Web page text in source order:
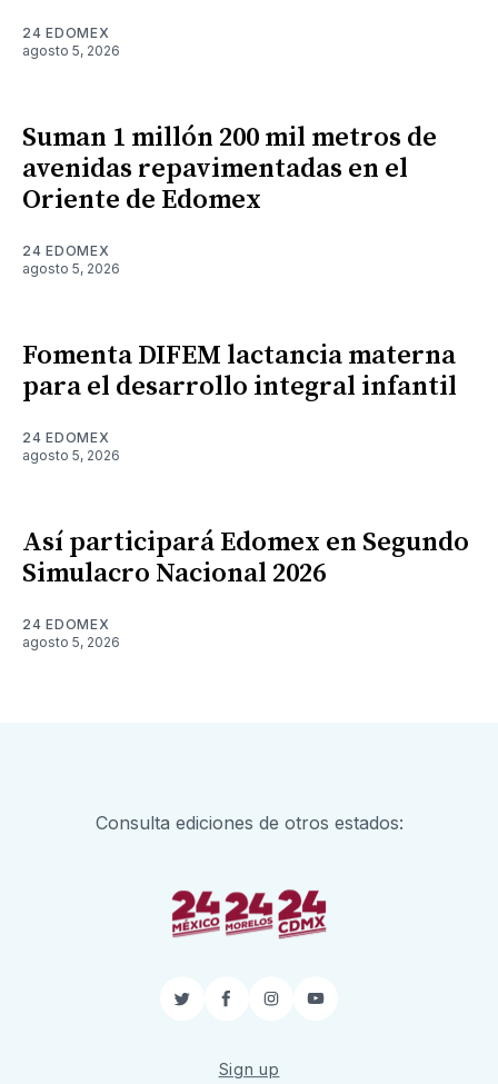
24 EDOMEX
agosto 5, 2026
Suman 1 millón 200 mil metros de
avenidas repavimentadas en el
Oriente de Edomex
24 EDOMEX
agosto 5, 2026
Fomenta DIFEM lactancia materna
para el desarrollo integral infantil
24 EDOMEX
agosto 5, 2026
Así participará Edomex en Segundo
Simulacro Nacional 2026
24 EDOMEX
agosto 5, 2026
Consulta ediciones de otros estados:
TwitterFacebook
InstagramYouTube
Sign up